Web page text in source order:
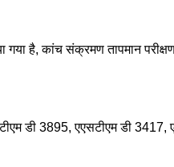
गया है, कांच संक्रमण तापमान
डी 3895, एएसटीएम डी